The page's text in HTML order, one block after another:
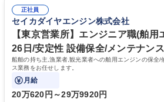
ンの販売事業/導入・修理・保守等のサービス
の販売事業を展開しています。★20馬力～
で圧倒的な強さを誇り,国内シェアは第2位！■
実な成長を続けています！ 学歴・資格 学歴：大学院 大学 高専 短大 専修
学校 高校 語学力： 資格：
正社員
セイカダイヤエンジン株式会社
【東京営業所】エンジニア職(舶用
26日/安定性 設備保全/メンテナンス
船舶の持ち主,漁業者,観光業者への舶用エンジンの保全/
ス業務をお任せします。
月給
20万620円～29万9920円